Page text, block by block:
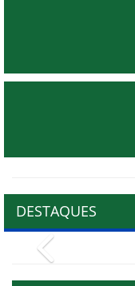
DESTAQUES